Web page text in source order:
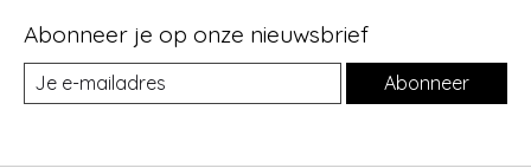
Abonneer je op onze nieuwsbrief
Abonneer